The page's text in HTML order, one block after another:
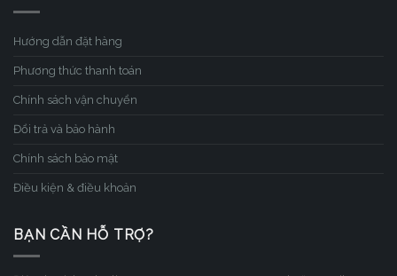
Hướng dẫn đặt hàng
Phương thức thanh toán
Chính sách vận chuyển
Đổi trả và bảo hành
Chính sách bảo mật
Điều kiện & điều khoản
BẠN CẦN HỖ TRỢ?